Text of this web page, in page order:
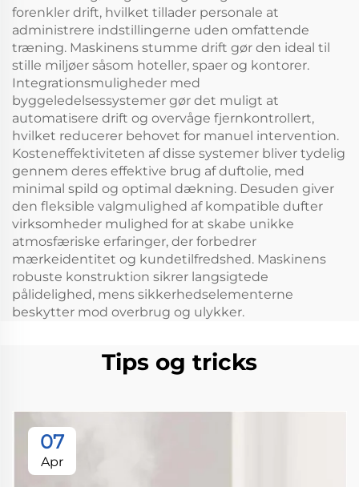
forenkler drift, hvilket tillader personale at
administrere indstillingerne uden omfattende
træning. Maskinens stumme drift gør den ideal til
stille miljøer såsom hoteller, spaer og kontorer.
Integrationsmuligheder med
byggeledelsessystemer gør det muligt at
automatisere drift og overvåge fjernkontrollert,
hvilket reducerer behovet for manuel intervention.
Kosteneffektiviteten af disse systemer bliver tydelig
gennem deres effektive brug af duftolie, med
minimal spild og optimal dækning. Desuden giver
den fleksible valgmulighed af kompatible dufter
virksomheder mulighed for at skabe unikke
atmosfæriske erfaringer, der forbedrer
mærkeidentitet og kundetilfredshed. Maskinens
robuste konstruktion sikrer langsigtede
pålidelighed, mens sikkerhedselementerne
beskytter mod overbrug og ulykker.
Tips og tricks
07
Apr